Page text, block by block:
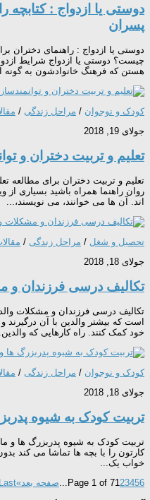
دوستی یا ازدواج : کتابچه
پسران
دوستی یا ازدواج : راهنمای دختران
چیست؟ دوستی یا ازدواج شرایط
هستن که فرهنگ خانوادشون به
کودک و نوجوان / مراحل زندگی /
جولای 19, 2018
تعلیم و تربیت دختران و
تعلیم و تربیت دختران برای مطالعه
روان راهنما همراه باشید بسیاری از
اند. آن ها می خوانند، می نویسند،...
تحصیل و شغل / مراحل زندگی /
جولای 18, 2018
تکالیف درسی فرزندان و
تکالیف درسی فرزندان و مشکلات
است که بیشتر والدین با آن درگیرند
خود کمک کنند. راه کارهایی که
کودک و نوجوان / مراحل زندگی /
جولای 18, 2018
تربیت کودک به شیوه
تربیت کودک به شیوه پدربزرگ ها و
کارتون را با بچه ها تماشا می کند
خواب یک...
Page 1 of 7123456
...صفحه بعد»Last »